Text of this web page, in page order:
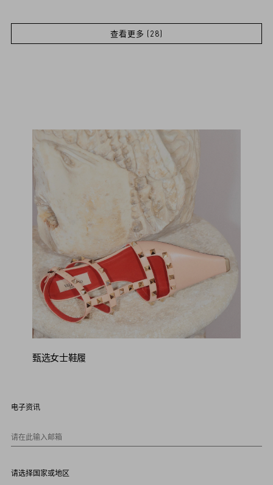
查看更多 (28)
甄选女士鞋履
电子资讯
请在此输入邮箱
请选择国家或地区